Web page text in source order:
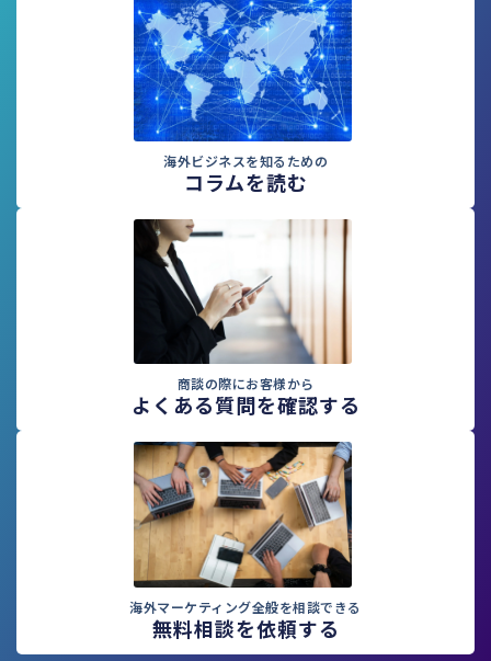
海外ビジネスを知るための
コラムを読む
商談の際にお客様から
よくある質問を確認する
海外マーケティング全般を相談できる
無料相談を依頼する